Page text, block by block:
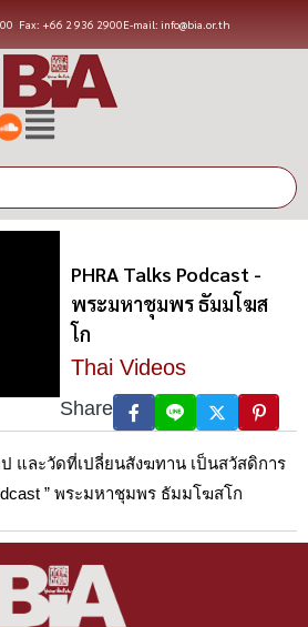
Fax: +66 2 936 2900E-mail: info@bia.or.th
PHRA Talks Podcast -
พระมหาชุมพร ธัมมโฆส
โก
Thai Videos
Share
และวัดที่เปลี่ยนสังฆทาน เป็นสวัสดิการ
” พระมหาชุมพร ธัมมโฆสโก